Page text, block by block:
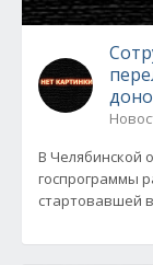
В Челябинской
госпрограммы
стартовавшей